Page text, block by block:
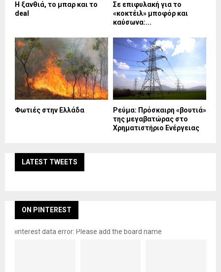
Η ξανθιά, το μπαρ και το
deal
Σε επιφυλακή για το
«κοκτέιλ» μποφόρ και
καύσωνα:...
Φωτιές στην Ελλάδα
Ρεύμα: Πρόσκαιρη «βουτιά»
της μεγαβατώρας στο
Χρηματιστήριο Ενέργειας
LATEST TWEETS
ON PINTEREST
pinterest data error: Please add the board name